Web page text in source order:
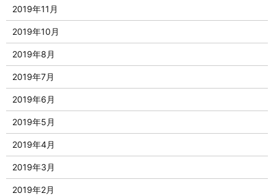
2019年11月
2019年10月
2019年8月
2019年7月
2019年6月
2019年5月
2019年4月
2019年3月
2019年2月